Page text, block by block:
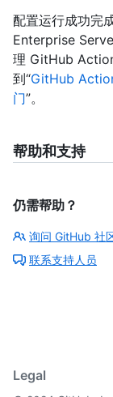
配置运行成功完
Enterprise
理 GitHub
到“GitHub
门”。
帮助和支持
仍需帮助？
询问 GitHub 社
联系支持人员
Legal